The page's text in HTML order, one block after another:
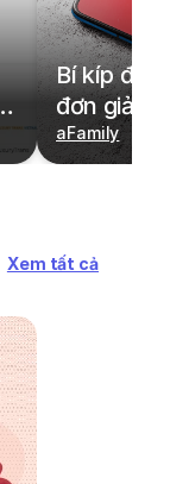
Bí kíp đặt
đơn giản,
cả gia
aFamily
Xem tất cả